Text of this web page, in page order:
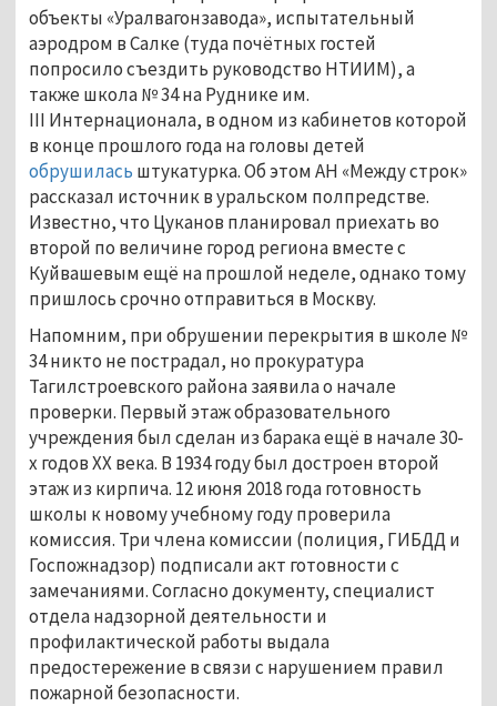
объекты «Уралвагонзавода», испытательный
аэродром в Салке (туда почётных гостей
попросило съездить руководство НТИИМ), а
также школа № 34 на Руднике им.
III Интернационала, в одном из кабинетов которой
в конце прошлого года на головы детей
обрушилась штукатурка. Об этом АН «Между строк»
рассказал источник в уральском полпредстве.
Известно, что Цуканов планировал приехать во
второй по величине город региона вместе с
Куйвашевым ещё на прошлой неделе, однако тому
пришлось срочно отправиться в Москву.
Напомним, при обрушении перекрытия в школе №
34 никто не пострадал, но прокуратура
Тагилстроевского района заявила о начале
проверки. Первый этаж образовательного
учреждения был сделан из барака ещё в начале 30-
х годов XX века. В 1934 году был достроен второй
этаж из кирпича. 12 июня 2018 года готовность
школы к новому учебному году проверила
комиссия. Три члена комиссии (полиция, ГИБДД и
Госпожнадзор) подписали акт готовности с
замечаниями. Согласно документу, специалист
отдела надзорной деятельности и
профилактической работы выдала
предостережение в связи с нарушением правил
пожарной безопасности.